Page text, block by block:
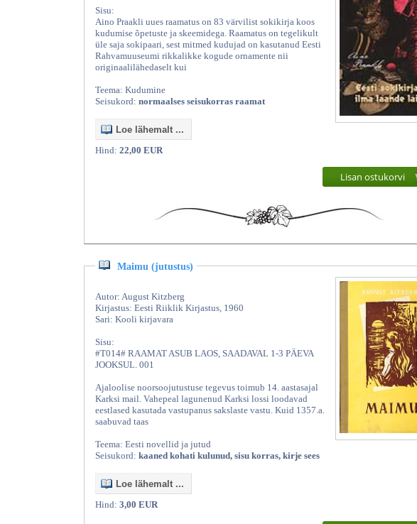
Sisu:
Aino Praakli uues raamatus on 83 värvilist sokikirja koos
kudumise õpetuste ja skeemidega. Raamatus on tegelikult
üle saja sokipaari, sest mitmed kudujad on kasutanud Eesti
Rahvamuuseumi rikkalikke kogude ornamente nii
originaalilähedaselt kui
Teema: Kudumine
Seisukord: normaalses seisukorras raamat
Loe lähemalt ...
Hind: 22,00 EUR
Lisan ostukorvi
Maimu (jutustus)
Autor: August Kitzberg
Kirjastus: Eesti Riiklik Kirjastus, 1960
Sari: Kooli kirjavara
Sisu:
#T014# RAAMAT ASUB LAOS, SAADAVAL 1-3 PÄEVA
JOOKSUL. 001
Ajaloolise noorsoojutustuse tegevus toimub 14. aastasajal
Karksi mail. Vahepeal lagunenud Karksi lossi loodavad
eestlased kasutada vastupanus sakslaste vastu. Kuid 1357.a.
saabuvad taas
Teema: Eesti novellid ja jutud
Seisukord: kaaned kohati kulunud, sisu korras, kirje sees
Loe lähemalt ...
Hind: 3,00 EUR